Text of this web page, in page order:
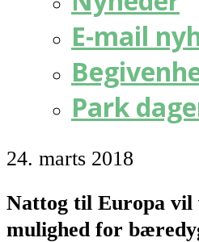
E-mail
Park
24. marts 2018
Nattog til Europa vil
mulighed for